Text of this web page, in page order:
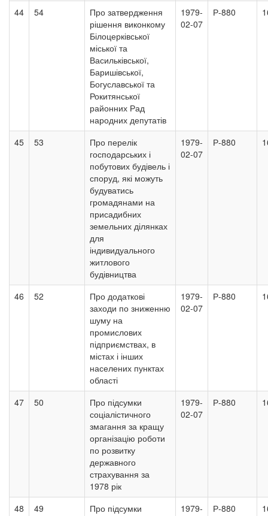
44 54
Про затвердження
рішення виконкому
Білоцерківської
міської та
Васильківської,
Баришівської,
Богуславської та
Рокитянської
районних Рад
народних депутатів
1979-
02-07
Р-880
45 53
Про перелік
господарських і
побутових будівель і
споруд, які можуть
будуватись
громадянами на
присадибних
земельних ділянках
для
індивидуального
житлового
будівництва
1979-
02-07
Р-880
46 52
Про додаткові
заходи по зниженню
шуму на
промислових
підприємствах, в
містах і інших
населених пунктах
області
1979-
02-07
Р-880
47 50
Про підсумки
соціалістичного
змагання за кращу
організацію роботи
по розвитку
державного
страхування за
1978 рік
1979-
02-07
Р-880
48 49
Про підсумки
1979-
Р-880